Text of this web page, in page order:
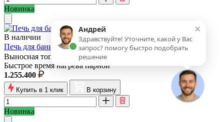
Новинка
В наличии
Печь для бани Теклар Эребус 509Г, газовая
Выносная топка
Быстрое время нагрева парной
1.255.400
Купить в 1 клик В корзину
Новинка
×
Андрей
Здравствуйте! Уточните, какой у Вас
запрос? помогу быстро подобрать
решение